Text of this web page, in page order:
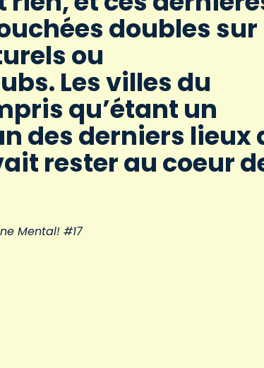
doubles sur
ou
Les villes du
qu’étant un
des derniers lieux
rester au coeur
Mental! #17